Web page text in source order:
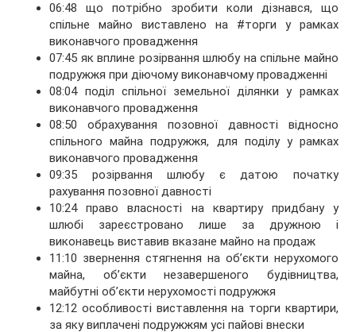
06:48 що потрібно зробити коли дізнався, що
спільне майно виставлено на #торги у рамках
виконавчого провадження
07:45 як вплине розірвання шлюбу на спільне майно
подружжя при діючому виконавчому провадженні
08:04 поділ спільної земельної ділянки у рамках
виконавчого провадження
08:50 обрахування позовної давності відносно
спільного майна подружжя, для поділу у рамках
виконавчого провадження
09:35 розірвання шлюбу є датою початку
рахування позовної давності
10:24 право власності на квартиру придбану у
шлюбі зареєстровано лише за дружною і
виконавець виставив вказане майно на продаж
11:10 звернення стягнення на об’єкти нерухомого
майна, об’єкти незавершеного будівництва,
майбутні об’єкти нерухомості подружжя
12:12 особливості виставлення на торги квартири,
за яку виплачені подружжям усі пайові внески